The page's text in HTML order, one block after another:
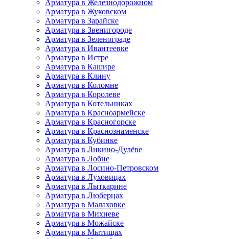
Арматура в Железнодорожном
Арматура в Жуковском
Арматура в Зарайске
Арматура в Звенигороде
Арматура в Зеленограде
Арматура в Ивантеевке
Арматура в Истре
Арматура в Кашире
Арматура в Клину
Арматура в Коломне
Арматура в Королеве
Арматура в Котельниках
Арматура в Красноармейске
Арматура в Красногорске
Арматура в Краснознаменске
Арматура в Кубинке
Арматура в Ликино-Дулёве
Арматура в Лобне
Арматура в Лосино-Петровском
Арматура в Луховицах
Арматура в Лыткарине
Арматура в Люберцах
Арматура в Малаховке
Арматура в Михневе
Арматура в Можайске
Арматура в Мытищах